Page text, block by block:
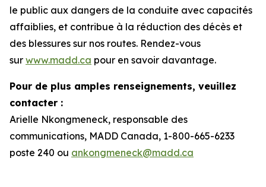
le public aux dangers de la conduite avec capacités
affaiblies, et contribue à la réduction des décès et
des blessures sur nos routes. Rendez-vous
sur www.madd.ca pour en savoir davantage.
Pour de plus amples renseignements, veuillez
contacter :
Arielle Nkongmeneck, responsable des
communications, MADD Canada, 1-800-665-6233
poste 240 ou ankongmeneck@madd.ca